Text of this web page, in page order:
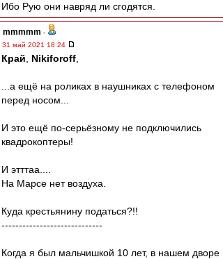
Ибо Рую они навряд ли сгодятся.
mmmmm -
31 май 2021 18:24
Край Nikiforoff
...а ещё на роликах в наушниках с телефоном
перед носом...
И это ещё по-серьёзному не подключились
квадрокоптеры!
И этттаа....
На Марсе нет воздуха.
Куда крестьянину податься?!!
-----------------------------
Когда я был мальчишкой 10 лет, в нашем дворе